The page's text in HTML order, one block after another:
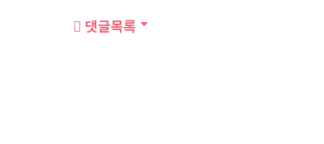
댓글목록